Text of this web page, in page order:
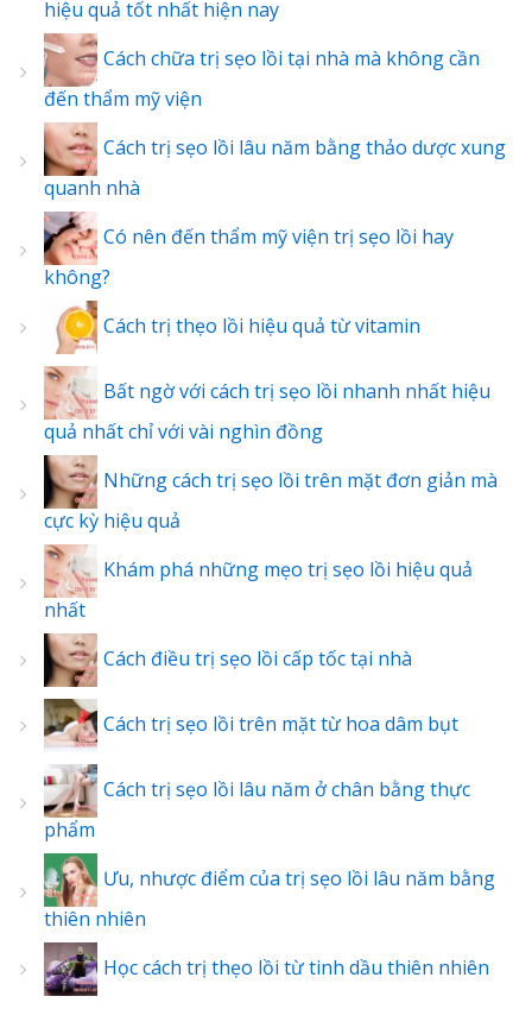
hiệu quả tốt nhất hiện nay
Cách chữa trị sẹo lồi tại nhà mà không cần
đến thẩm mỹ viện
Cách trị sẹo lồi lâu năm bằng thảo dược xung
quanh nhà
Có nên đến thẩm mỹ viện trị sẹo lồi hay
không?
Cách trị thẹo lồi hiệu quả từ vitamin
Bất ngờ với cách trị sẹo lồi nhanh nhất hiệu
quả nhất chỉ với vài nghìn đồng
Những cách trị sẹo lồi trên mặt đơn giản mà
cực kỳ hiệu quả
Khám phá những mẹo trị sẹo lồi hiệu quả
nhất
Cách điều trị sẹo lồi cấp tốc tại nhà
Cách trị sẹo lồi trên mặt từ hoa dâm bụt
Cách trị sẹo lồi lâu năm ở chân bằng thực
phẩm
Ưu, nhược điểm của trị sẹo lồi lâu năm bằng
thiên nhiên
Học cách trị thẹo lồi từ tinh dầu thiên nhiên